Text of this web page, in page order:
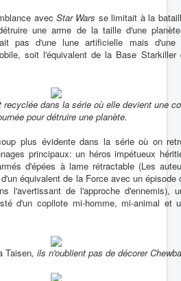
avec Star Wars se limitait à la
une arme de la taille d'une
pas d'une lune artificielle mais d'une
soit l'équivalent de la Base Starkiller
recyclée dans la série où elle devient une
pour détruire une planète.
plus évidente dans la série où on
principaux: un héros impétueux
d'épées à lame rétractable (Les
équivalent de la Force avec un épisode
l'avertissant de l'approche d'ennemis),
d'un copilote mi-homme, mi-animal et
Taisen, ils n'oublient pas de décorer